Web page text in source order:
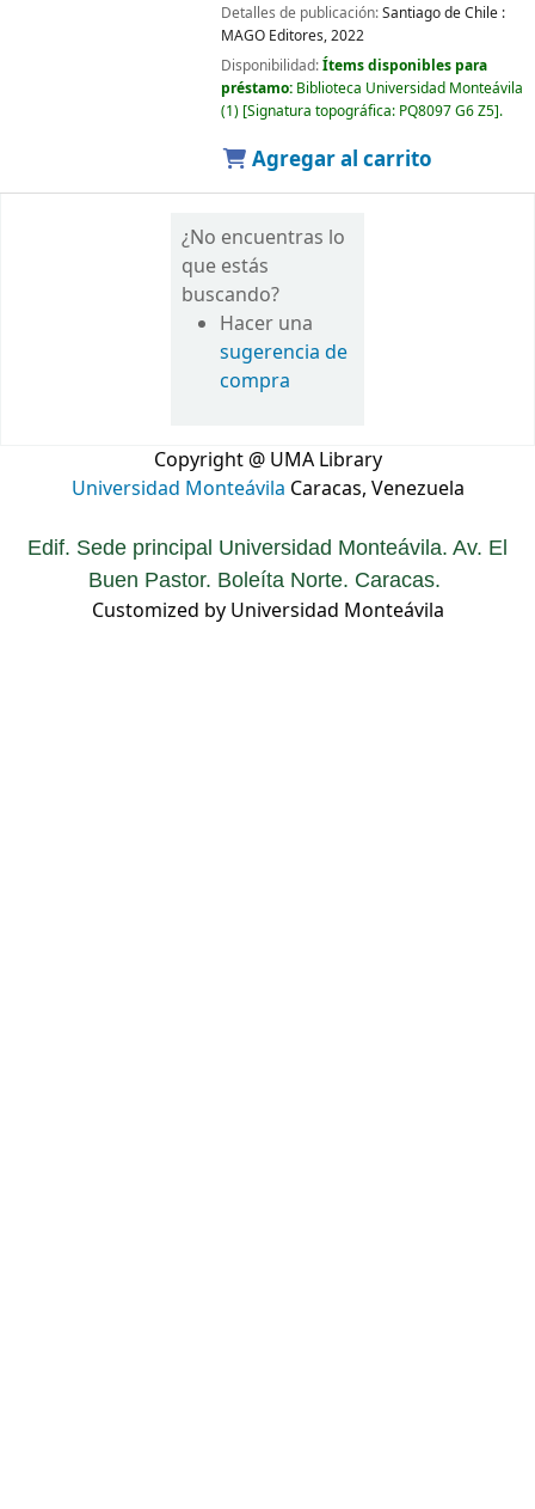
Detalles de publicación:Santiago de Chile :
MAGO Editores,2022
Disponibilidad:Ítems disponibles para
préstamo: Biblioteca Universidad Monteávila
(1) Signatura topográfica: PQ8097 G6 Z5 .
Agregar al carrito
¿No encuentras lo
que estás
buscando?
Hacer una
sugerencia de
compra
Copyright @ UMA Library
Universidad Monteávila Caracas, Venezuela
Edif. Sede principal Universidad Monteávila. Av. El
Buen Pastor. Boleíta Norte. Caracas.
Customized by Universidad Monteávila